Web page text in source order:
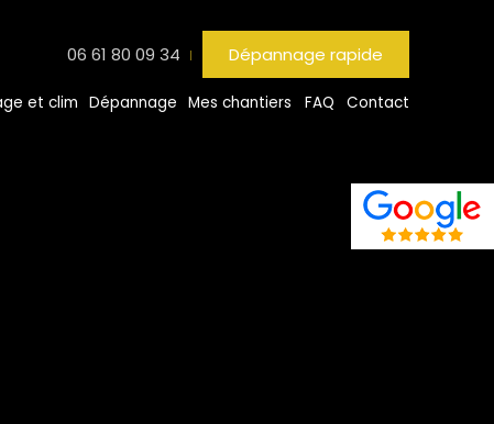
06 61 80 09 34 Dépannage rapide
et clim Dépannage Mes chantiers FAQ Contact